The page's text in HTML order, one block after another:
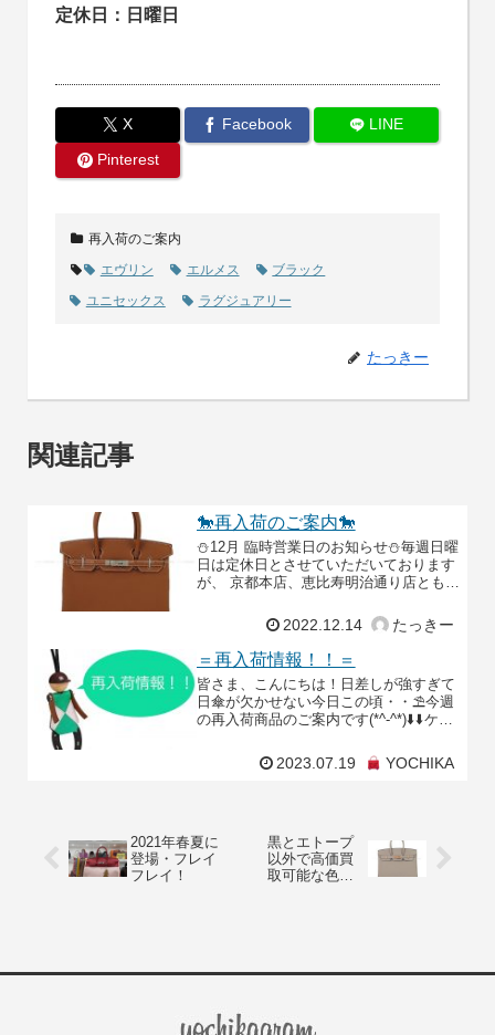
定休日：日曜日
X Facebook
LINE
Pinterest
再入荷のご案内
エヴリン
エルメス
ブラック
ユニセックス
ラグジュアリー
たっきー
関連記事
🐎再入荷のご案内🐎
⛄12月 臨時営業日のお知らせ⛄毎週日曜
日は定休日とさせていただいております
が、 京都本店、恵比寿明治通り店ともに
様是非日曜日もお立ち寄りくださいま
2022.12.14 たっきー
＝再入荷情報！！＝
皆さま、こんにちは！日差しが強すぎて
日傘が欠かせない今日この頃・・⛱️今週
の再入荷商品のご案内です(*^-^*)⬇️⬇️ケリ
金具 U刻印 新品⬇️⬇️ピ
2023.07.19 YOCHIKA
2021年春夏に
登場・フレイ
フレイ！
黒とエトープ
以外で高価買
取可能な色